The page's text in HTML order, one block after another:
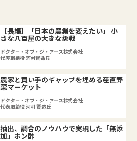
【長編】「日本の農業を変えたい」 小
さな八百屋の大きな挑戦
ドクター・オブ・ジ・アース株式会社
代表取締役 河村賢造氏
農家と買い手のギャップを埋める産直野
菜マーケット
ドクター・オブ・ジ・アース株式会社
代表取締役 河村 賢造氏
抽出、調合のノウハウで実現した「無添
加」ポン酢